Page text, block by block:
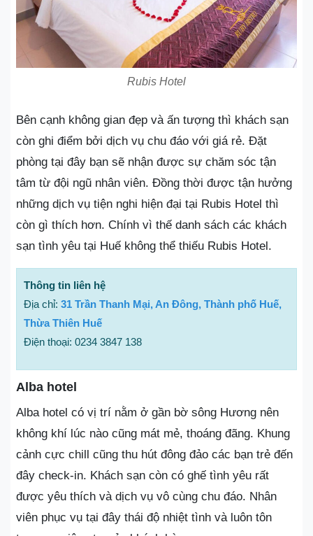
Rubis Hotel
Bên cạnh không gian đẹp và ấn tượng thì khách sạn
còn ghi điểm bởi dịch vụ chu đáo với giá rẻ. Đặt
phòng tại đây bạn sẽ nhận được sự chăm sóc tận
tâm từ đội ngũ nhân viên. Đồng thời được tận hưởng
những dịch vụ tiện nghi hiện đại tại Rubis Hotel thì
còn gì thích hơn. Chính vì thế danh sách các khách
sạn tình yêu tại Huế không thể thiếu Rubis Hotel.
Thông tin liên hệ
Địa chỉ: 31 Trần Thanh Mại, An Đông, Thành phố Huế,
Thừa Thiên Huế
Điện thoại: 0234 3847 138
Alba hotel
Alba hotel có vị trí nằm ở gần bờ sông Hương nên
không khí lúc nào cũng mát mẻ, thoáng đãng. Khung
cảnh cực chill cũng thu hút đông đảo các bạn trẻ đến
đây check-in. Khách sạn còn có ghế tình yêu rất
được yêu thích và dịch vụ vô cùng chu đáo. Nhân
viên phục vụ tại đây thái độ nhiệt tình và luôn tôn